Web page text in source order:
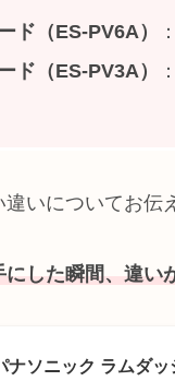
ド（ES-PV6A） ：
ド（ES-PV3A）
：
いについてお伝
した瞬間、違い
ナソニック ラムダ